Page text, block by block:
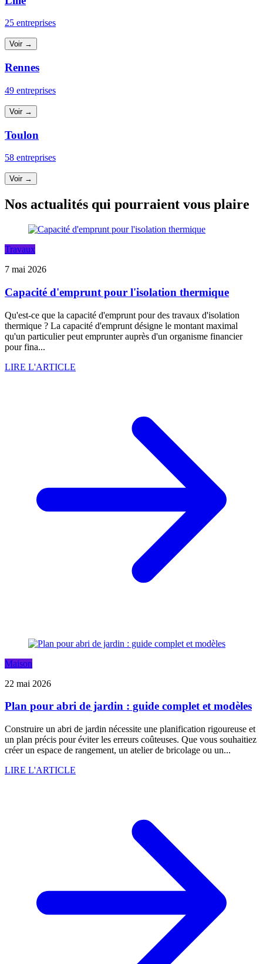
25 entreprises
Voir →
Rennes
49 entreprises
Voir →
Toulon
58 entreprises
Voir →
Nos actualités qui pourraient vous plaire
Travaux
7 mai 2026
Capacité d'emprunt pour l'isolation thermique
Qu'est-ce que la capacité d'emprunt pour des travaux d'isolation
thermique ? La capacité d'emprunt désigne le montant maximal
qu'un particulier peut emprunter auprès d'un organisme financier
pour fina...
LIRE L'ARTICLE
Maison
22 mai 2026
Plan pour abri de jardin : guide complet et modèles
Construire un abri de jardin nécessite une planification rigoureuse et
un plan précis pour éviter les erreurs coûteuses. Que vous souhaitiez
créer un espace de rangement, un atelier de bricolage ou un...
LIRE L'ARTICLE